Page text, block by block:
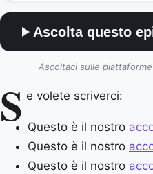
Ascolta questo
Ascoltaci sulle
S e volete scriverci:
Questo è il nostro
Questo è il nostro
Questo è il nostro